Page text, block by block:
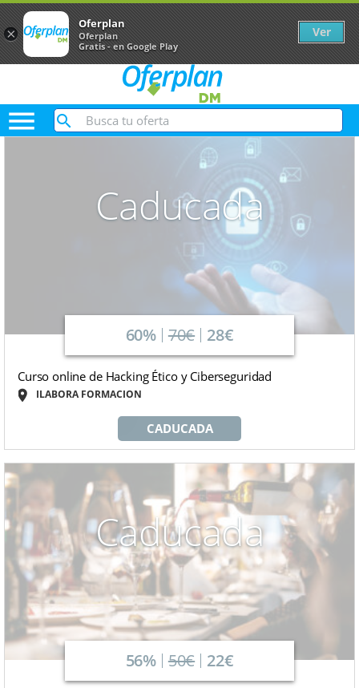

Caducada
60% 70€ 28€
Curso online de Hacking Ético y Ciberseguridad
ILABORA FORMACION
CADUCADA
Caducada
56% 50€ 22€
×
Oferplan
Oferplan
Gratis - en Google Play
Ver